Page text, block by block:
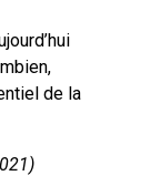
de la